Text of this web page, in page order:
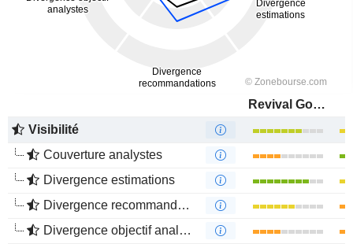
Revival Gold Inc.
Visibilité
Couverture analystes
Divergence estimations
Divergence recommandations analystes
Divergence objectif analystes